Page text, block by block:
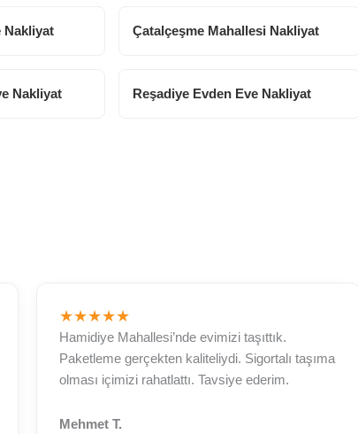
Nakliyat Çatalçeşme Mahallesi Nakliyat
Nakliyat Reşadiye Evden Eve Nakliyat
★★★★★
Hamidiye Mahallesi’nde evimizi taşıttık.
Paketleme gerçekten kaliteliydi. Sigortalı taşıma
olması içimizi rahatlattı. Tavsiye ederim.
Mehmet T.